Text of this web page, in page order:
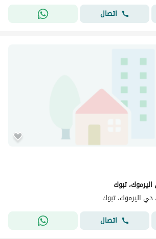
اتصال
تبوك
حي اليرموك، تبوك
اتصال